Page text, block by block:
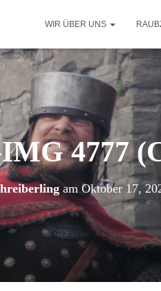
WIR ÜBER UNS
4777
amOktober 17,